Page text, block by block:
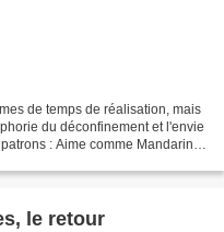
de temps de réalisation, mais
du déconfinement et l'envie
: Aime comme Mandarine,
le retour